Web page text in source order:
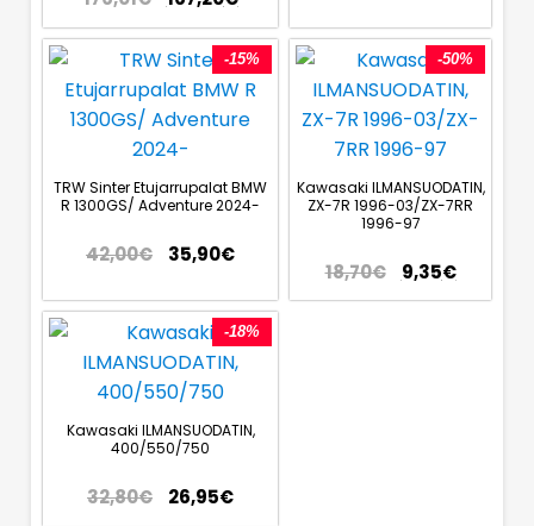
-15%
TRW Sinter Etujarrupalat BMW
R 1300GS/ Adventure 2024-
42,00€ 35,90€
-50%
Kawasaki ILMANSUODATIN,
ZX-7R 1996-03/ZX-7RR
1996-97
18,70€ 9,35€
-18%
Kawasaki ILMANSUODATIN,
400/550/750
32,80€ 26,95€